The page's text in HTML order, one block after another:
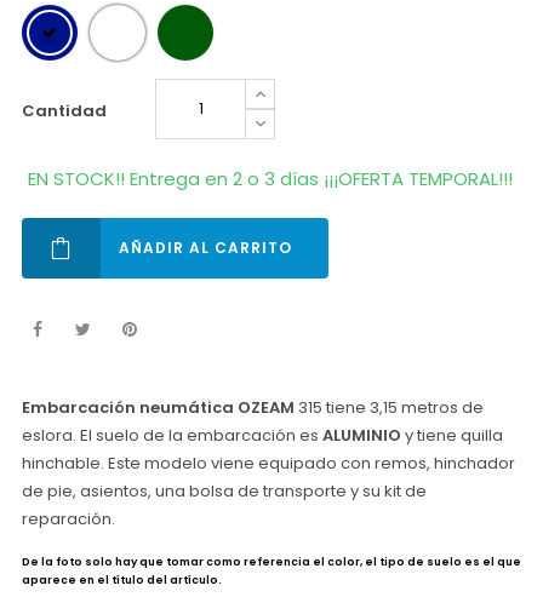
cantidad
EN STOCK!! Entrega en 2 o 3 días ¡¡¡OFERTA TEMPORAL!!!
AÑADIR AL CARRITO
Embarcación neumática OZEAM 315 tiene 3,15 metros de
eslora. El suelo de la embarcación es ALUMINIO y tiene quilla
hinchable. Este modelo viene equipado con remos, hinchador
de pie, asientos, una bolsa de transporte y su kit de
reparación.
De la foto solo hay que tomar como referencia el color, el tipo de suelo es el que
aparece en el título del artículo.